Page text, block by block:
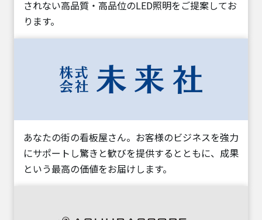
されない高品質・高品位のLED照明をご提案してお
ります。
あなたの街の看板屋さん。お客様のビジネスを強力
にサポートし驚きと歓びを提供するとともに、成果
という最高の価値をお届けします。